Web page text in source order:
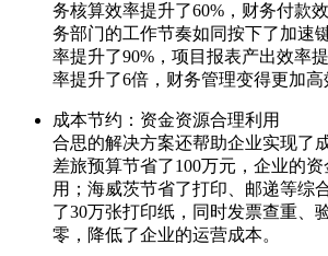
务核算效率提升了60%，财务付款
务部门的工作节奏如同按下了加速
率提升了90%，项目报表产出效率
率提升了6倍，财务管理变得更加高
成本节约：资金资源合理利用
合思的解决方案还帮助企业实现了
差旅预算节省了100万元，企业的
用；海威茨节省了打印、邮递等综
了30万张打印纸，同时发票查重、
零，降低了企业的运营成本。